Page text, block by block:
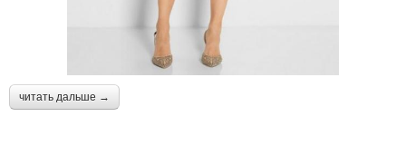
читать дальше →